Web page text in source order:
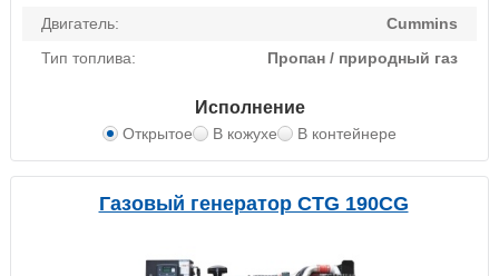
Двигатель:
Cummins
Тип топлива:
Пропан / природный газ
Исполнение
Открытое В кожухе В контейнере
Газовый генератор CTG 190CG